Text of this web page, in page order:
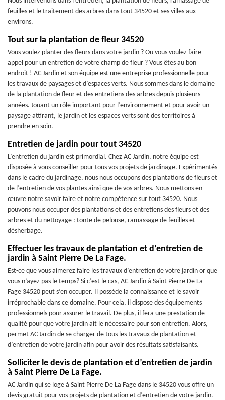
feuilles et le traitement des arbres dans tout 34520 et ses villes aux
environs.
Tout sur la plantation de fleur 34520
Vous voulez planter des fleurs dans votre jardin ? Ou vous voulez faire
appel pour un entretien de votre champ de fleur ? Vous êtes au bon
endroit ! AC Jardin et son équipe est une entreprise professionnelle pour
les travaux de paysages et d’espaces verts. Nous sommes dans le domaine
de la plantation de fleur et des entretiens des arbres depuis plusieurs
années. Jouant un rôle important pour l’environnement et pour avoir un
paysage attirant, le jardin et les espaces verts sont des territoires à
prendre en soin.
Entretien de jardin pour tout 34520
L’entretien du jardin est primordial. Chez AC Jardin, notre équipe est
disposée à vous conseiller pour tous vos projets de jardinage. Expérimentés
dans le cadre du jardinage, nous nous occupons des plantations de fleurs et
de l’entretien de vos plantes ainsi que de vos arbres. Nous mettons en
œuvre notre savoir faire et notre compétence sur tout 34520. Nous
pouvons nous occuper des plantations et des entretiens des fleurs et des
arbres et du nettoyage : tonte de pelouse, ramassage de feuilles et
désherbage.
Effectuer les travaux de plantation et d’entretien de
jardin à Saint Pierre De La Fage.
Est-ce que vous aimerez faire les travaux d’entretien de votre jardin or que
vous n’ayez pas le temps? Si c’est le cas, AC Jardin à Saint Pierre De La
Fage 34520 peut s’en occuper. Il possède la connaissance et le savoir
irréprochable dans ce domaine. Pour cela, il dispose des équipements
professionnels pour assurer le travail. De plus, il fera une prestation de
qualité pour que votre jardin ait le nécessaire pour son entretien. Alors,
permet AC Jardin de se charger de tous les travaux de plantation et
d’entretien de votre jardin afin pour avoir des résultats satisfaisants.
Solliciter le devis de plantation et d’entretien de jardin
à Saint Pierre De La Fage.
AC Jardin qui se loge à Saint Pierre De La Fage dans le 34520 vous offre un
devis gratuit pour vos projets de plantation et d’entretien de votre jardin.